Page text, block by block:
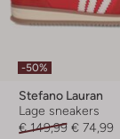
-50%
Stefano Lauran
Lage sneakers
€ 149,99 € 74,99